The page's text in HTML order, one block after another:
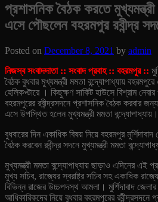
প্রশাসনিক বৈঠক করতে মুখ্যমন্ত্রী
এসে পৌছলেন বহরমপুর রবীন্দ্র
Posted on December 8, 2021 by admin
নিজস্ব সংবাদদাতা :: সংবাদ প্রবাহ :: বহরমপুর ::
বৈঠক বুধবার মুখ্যমন্ত্রী মমতা বন্দ্যোপাধ্যায়
হেলিকপ্টারে । কিছুক্ষণ সার্কিট হাউসে বিশ্রাম
বহরমপুরের রবীন্দ্রসদনে প্রশাসনিক বৈঠক করবার
এসে উপস্থিত হলেন মুখ্যমন্ত্রী মমতা বন্দ্যোপাধ্যায়।
বুধবারের দিন একাধিক বিষয় নিয়ে বহরমপুর
বৈঠক করবেন রবীন্দ্র সদনে মুখ্যমন্ত্রী মমতা
মুখ্যমন্ত্রী মমতা বন্দ্যোপাধ্যায় ছাড়াও এদিনের এই
মুখ্য সচিব, রাজ্যের স্বরাষ্ট্র সচিব সহ একাধিক
বিভিন্ন রাজের উচ্চপদস্থ আমলা। মুর্শিদাবাদ
আধিকারিকদের নিয়ে বুধবার বহরমপুরের রবীন্দ্রসদনে